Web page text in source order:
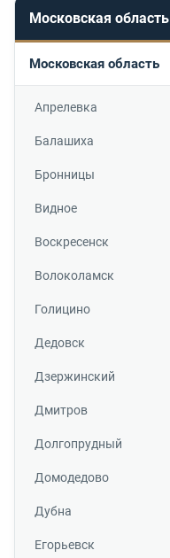
Московская область
Московская область
Апрелевка
Балашиха
Бронницы
Видное
Воскресенск
Волоколамск
Голицино
Дедовск
Дзержинский
Дмитров
Долгопрудный
Домодедово
Дубна
Егорьевск